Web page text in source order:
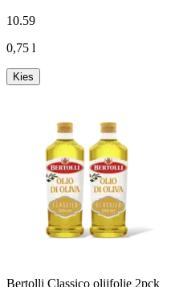
10.59
0,75 l
Kies
Bertolli Classico olijfolie 2pck